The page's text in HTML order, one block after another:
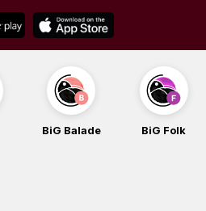
Balade BiG Folk